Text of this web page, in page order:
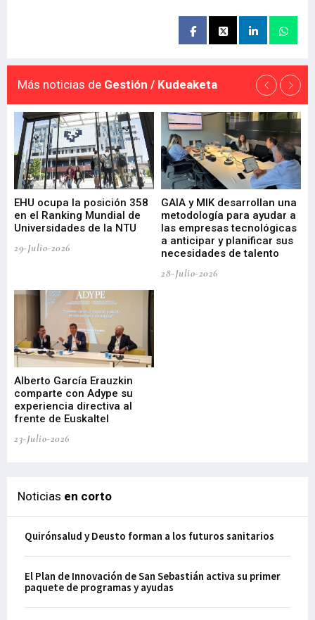
Más noticias de Gestión / Kudeaketa
EHU ocupa la posición 358
en el Ranking Mundial de
Universidades de la NTU
29-Julio-2026
GAIA y MIK desarrollan una
metodología para ayudar a
las empresas tecnológicas
a anticipar y planificar sus
necesidades de talento
28-Julio-2026
Alberto García Erauzkin
comparte con Adype su
experiencia directiva al
frente de Euskaltel
23-Julio-2026
Noticias en corto
Quirónsalud y Deusto forman a los futuros sanitarios
El Plan de Innovación de San Sebastián activa su primer
paquete de programas y ayudas